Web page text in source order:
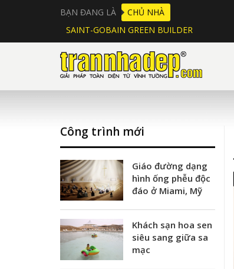
BẠN ĐANG LÀ
CHỦ NHÀ
SAINT-GOBAIN GREEN BUILDER
Công trình mới
Giáo đường dạng
hình ống phễu độc
đáo ở Miami, Mỹ
Khách sạn hoa sen
siêu sang giữa sa
mạc